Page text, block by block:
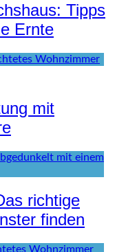
Tipps
Ernte
mit
richtige
finden